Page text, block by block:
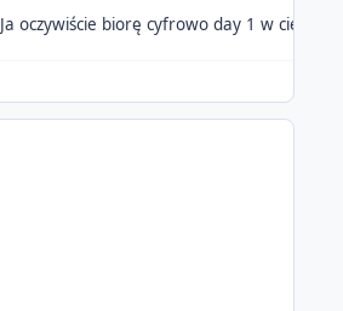
Ja oczywiście biorę cyfrowo day 1 w